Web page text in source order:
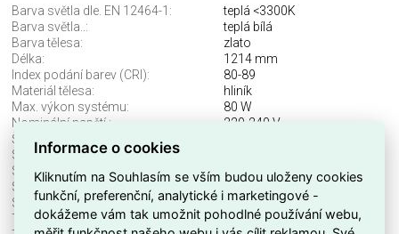
Barva světla dle. EN 12464-1:
teplá <3300K
Barva světla..:
teplá bílá
Barva tělesa:
zlato
Délka:
1214 mm
Index podání barev (CRI):
80-89
Materiál tělesa:
hliník
Max. výkon systému:
80 W
Nominální napětí.:
220-240 V
Šířka:
Stmívatelné:
Stupeň krytí (IP):
IP20
Světelný tok:
1900 lm
Světelný zdroj:
LED neměnitelný
Teplota barvy.:
3000 K
Informace o cookies
Kliknutím na Souhlasím se vším budou uloženy cookies
funkční, preferenční, analytické i marketingové -
dokážeme vám tak umožnit pohodlné používání webu,